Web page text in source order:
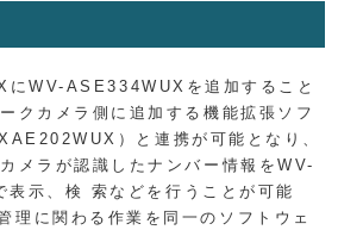
WV-ASE334WUXを追加すること
クカメラ側に追加する機能拡張ソフ
）と連携が可能となり、
メラが認識したナンバー情報をWV-
示、検 索などを行うことが可能
理に関わる作業を同一のソフトウェ